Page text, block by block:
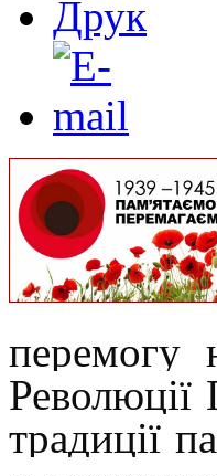
перемогу
Революції
традиції